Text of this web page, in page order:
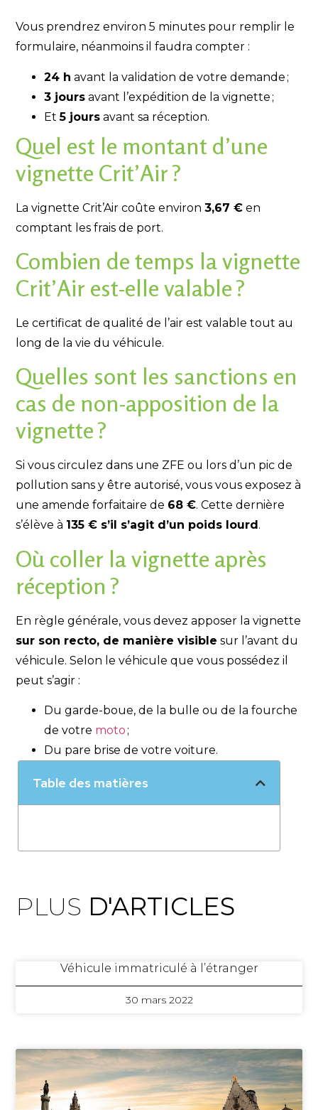
Vous prendrez environ 5 minutes pour remplir le
formulaire, néanmoins il faudra compter :
24 h avant la validation de votre demande ;
3 jours avant l’expédition de la vignette ;
Et5 jours avant sa réception.
Quel est le montant d’une
vignette Crit’Air ?
La vignette Crit’Air coûte environ3,67 € en
comptant les frais de port.
Combien de temps la vignette
Crit’Air est-elle valable ?
Le certificat de qualité de l’air est valable tout au
long de la vie du véhicule.
Quelles sont les sanctions en
cas de non-apposition de la
vignette ?
Si vous circulez dans une ZFE ou lors d’un pic de
pollution sans y être autorisé, vous vous exposez à
une amende forfaitaire de 68 €. Cette dernière
s’élève à 135 € s’il s’agit d’un poids lourd .
Où coller la vignette après
réception ?
En règle générale, vous devez apposer la vignette
sur son recto, de manière visible sur l’avant du
véhicule. Selon le véhicule que vous possédez il
peut s’agir :
Du garde-boue, de la bulle ou de la fourche
de votre moto ;
Du pare brise de votre voiture.
Table des matières
PLUS D'ARTICLES
Véhicule immatriculé à l’étranger
30 mars 2022